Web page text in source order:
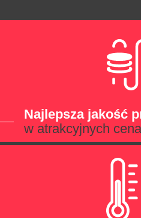
Najlepsza jakość
w atrakcyjnych